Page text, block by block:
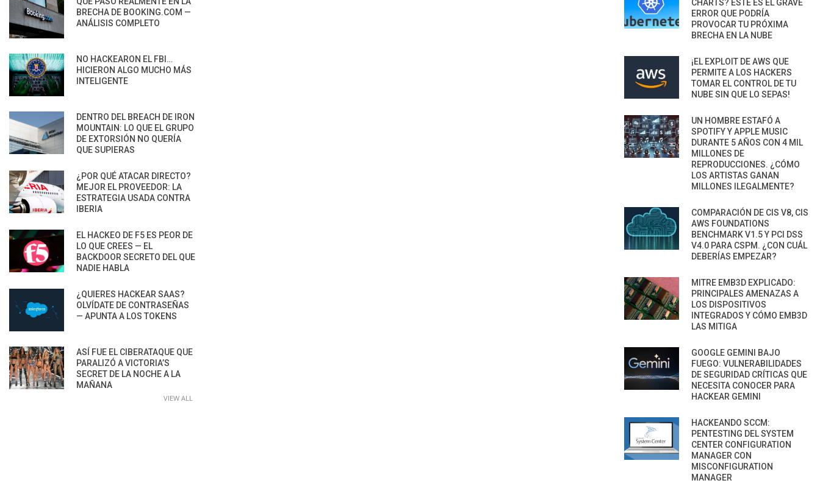
BRECHA DE BOOKING.COM —
ANÁLISIS COMPLETO
NO HACKEARON EL FBI…
HICIERON ALGO MUCHO MÁS
INTELIGENTE
DENTRO DEL BREACH DE IRON
MOUNTAIN: LO QUE EL GRUPO
DE EXTORSIÓN NO QUERÍA
QUE SUPIERAS
¿POR QUÉ ATACAR DIRECTO?
MEJOR EL PROVEEDOR: LA
ESTRATEGIA USADA CONTRA
IBERIA
EL HACKEO DE F5 ES PEOR DE
LO QUE CREES — EL
BACKDOOR SECRETO DEL QUE
NADIE HABLA
¿QUIERES HACKEAR SAAS?
OLVÍDATE DE CONTRASEÑAS
— APUNTA A LOS TOKENS
ASÍ FUE EL CIBERATAQUE QUE
PARALIZÓ A VICTORIA’S
SECRET DE LA NOCHE A LA
MAÑANA
VIEW ALL
CHARTS? ESTE ES EL GRAVE
ERROR QUE PODRÍA
PROVOCAR TU PRÓXIMA
BRECHA EN LA NUBE
¡EL EXPLOIT DE AWS QUE
PERMITE A LOS HACKERS
TOMAR EL CONTROL DE TU
NUBE SIN QUE LO SEPAS!
UN HOMBRE ESTAFÓ A
SPOTIFY Y APPLE MUSIC
DURANTE 5 AÑOS CON 4 MIL
MILLONES DE
REPRODUCCIONES. ¿CÓMO
LOS ARTISTAS GANAN
MILLONES ILEGALMENTE?
COMPARACIÓN DE CIS V8, CIS
AWS FOUNDATIONS
BENCHMARK V1.5 Y PCI DSS
V4.0 PARA CSPM. ¿CON CUÁL
DEBERÍAS EMPEZAR?
MITRE EMB3D EXPLICADO:
PRINCIPALES AMENAZAS A
LOS DISPOSITIVOS
INTEGRADOS Y CÓMO EMB3D
LAS MITIGA
GOOGLE GEMINI BAJO
FUEGO: VULNERABILIDADES
DE SEGURIDAD CRÍTICAS QUE
NECESITA CONOCER PARA
HACKEAR GEMINI
HACKEANDO SCCM:
PENTESTING DEL SYSTEM
CENTER CONFIGURATION
MANAGER CON
MISCONFIGURATION
MANAGER